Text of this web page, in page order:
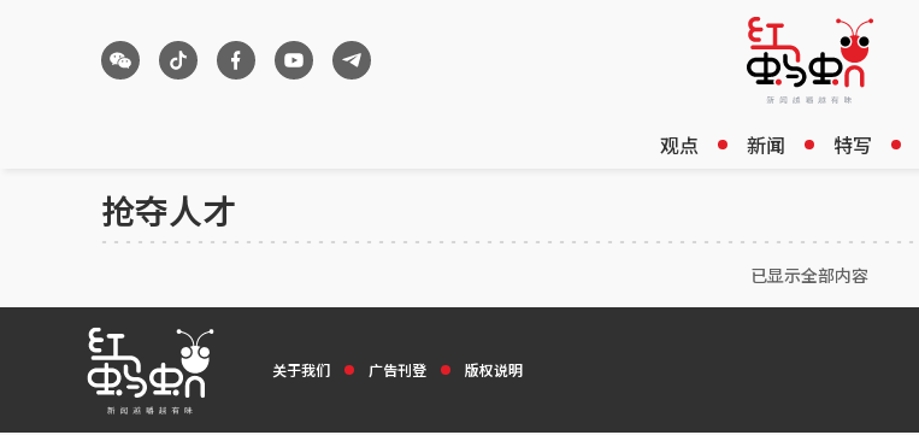
观点 新闻 特写
抢夺人才
已显示全部内容
关于我们 广告刊登 版权说明